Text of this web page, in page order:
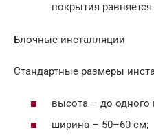
покрытия
Блочные инсталляции
Стандартные размеры
высота – до одного
ширина – 50–60 см;